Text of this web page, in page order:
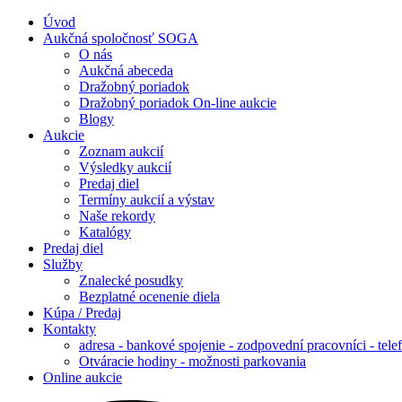
Úvod
Aukčná spoločnosť SOGA
O nás
Aukčná abeceda
Dražobný poriadok
Dražobný poriadok On-line aukcie
Blogy
Aukcie
Zoznam aukcií
Výsledky aukcií
Predaj diel
Termíny aukcií a výstav
Naše rekordy
Katalógy
Predaj diel
Služby
Znalecké posudky
Bezplatné ocenenie diela
Kúpa / Predaj
Kontakty
adresa - bankové spojenie - zodpovední pracovníci -
Otváracie hodiny - možnosti parkovania
Online aukcie